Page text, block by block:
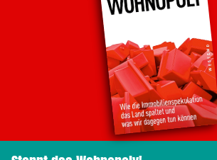
Wohnopoly
Das Buch